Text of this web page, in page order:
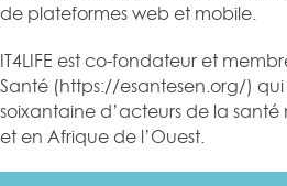
de plateformes web et mobile.
IT4LIFE est co-fondateur et
Santé (https://esantesen.org/)
soixantaine d’acteurs de la
et en Afrique de l’Ouest.